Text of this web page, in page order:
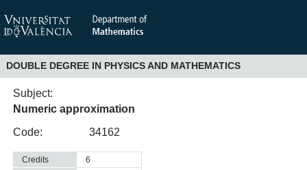
DOUBLE DEGREE IN PHYSICS AND MATHEMATICS
Subject:
Numeric approximation
Code:
34162
Credits
6